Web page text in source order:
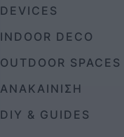
DEVICES
INDOOR DECO
OUTDOOR SPACES
ΑΝΑΚΑΙΝΙΣΗ
DIY & GUIDES